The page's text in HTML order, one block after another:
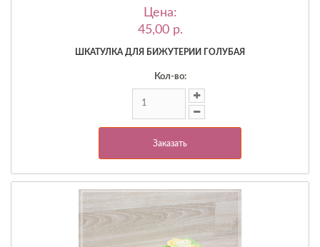
Цена:
45,00 p.
ШКАТУЛКА ДЛЯ БИЖУТЕРИИ ГОЛУБАЯ
Кол-во:
Заказать